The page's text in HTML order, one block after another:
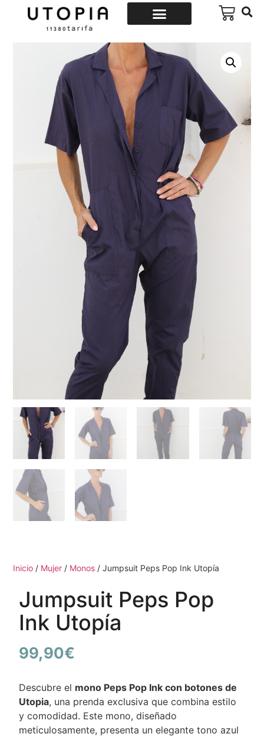
Inicio / Mujer / Monos / Jumpsuit Peps Pop Ink Utopía
Jumpsuit Peps Pop
Ink Utopía
99,90€
Descubre el mono Peps Pop Ink con botones de
Utopia, una prenda exclusiva que combina estilo
y comodidad. Este mono, diseñado
meticulosamente, presenta un elegante tono azul